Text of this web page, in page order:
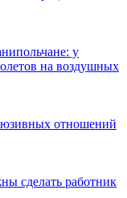
у
на воздушных
отношений
сделать работник